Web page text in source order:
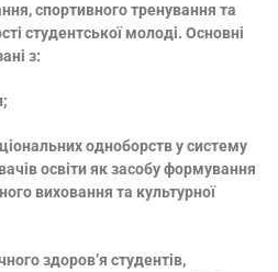
спортивного тренування та
студентської молоді. Основні
з:
одноборств у систему
освіти як засобу формування
виховання та культурної
здоров’я студентів,